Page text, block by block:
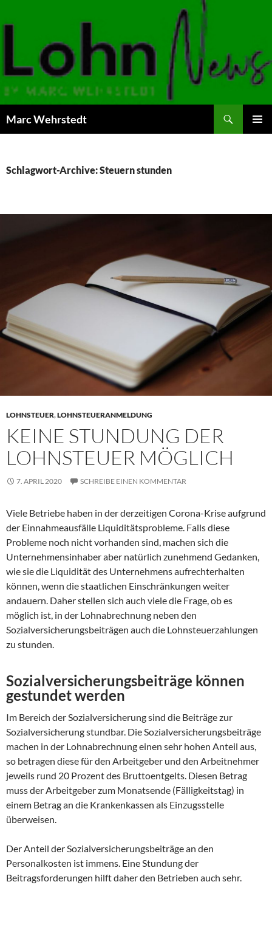
Marc Wehrstedt
Schlagwort-Archive: Steuern stunden
LOHNSTEUER,LOHNSTEUERANMELDUNG
KEINE STUNDUNG DER
LOHNSTEUER MÖGLICH
7. APRIL 2020 SCHREIBE EINEN KOMMENTAR
Viele Betriebe haben in der derzeitigen Corona-Krise aufgrund
der Einnahmeausfälle Liquiditätsprobleme. Falls diese
Probleme noch nicht vorhanden sind, machen sich die
Unternehmensinhaber aber natürlich zunehmend Gedanken,
wie sie die Liquidität des Unternehmens aufrechterhalten
können, wenn die staatlichen Einschränkungen weiter
andauern. Daher stellen sich auch viele die Frage, ob es
möglich ist, in der Lohnabrechnung neben den
Sozialversicherungsbeiträgen auch die Lohnsteuerzahlungen
zu stunden.
Sozialversicherungsbeiträge können
gestundet werden
Im Bereich der Sozialversicherung sind die Beiträge zur
Sozialversicherung stundbar. Die Sozialversicherungsbeiträge
machen in der Lohnabrechnung einen sehr hohen Anteil aus,
so betragen diese für den Arbeitgeber und den Arbeitnehmer
jeweils rund 20 Prozent des Bruttoentgelts. Diesen Betrag
muss der Arbeitgeber zum Monatsende (Fälligkeitstag) in
einem Betrag an die Krankenkassen als Einzugsstelle
überweisen.
Der Anteil der Sozialversicherungsbeiträge an den
Personalkosten ist immens. Eine Stundung der
Beitragsforderungen hilft daher den Betrieben auch sehr.